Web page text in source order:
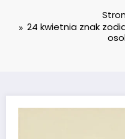
24 kwietnia znak